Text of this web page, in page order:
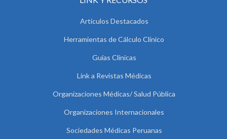
Artículos Destacados
Herramientas de Cálculo Clínico
Guías Clínicas
Link a Revistas Médicas
Organizaciones Médicas/ Salud Pública
Organizaciones Internacionales
Sociedades Médicas Peruanas